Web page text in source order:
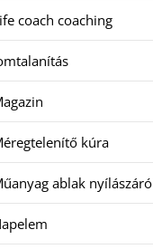
coach coaching
kúra
ablak nyílászáró